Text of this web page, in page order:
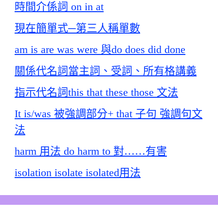
時間介係詞 on in at
現在簡單式─第三人稱單數
am is are was were 與do does did done
關係代名詞當主詞、受詞、所有格講義
指示代名詞this that these those 文法
It is/was 被強調部分+ that 子句 強調句文
法
harm 用法 do harm to 對……有害
isolation isolate isolated用法